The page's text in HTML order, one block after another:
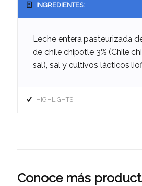
INGREDIENTES:
Leche entera pasteurizada
de chile chipotle 3% (Chile
sal), sal y cultivos lácticos
HIGHLIGHTS
Conoce más